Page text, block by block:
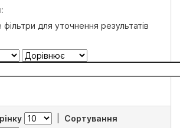
для уточнення результатів
Сортування